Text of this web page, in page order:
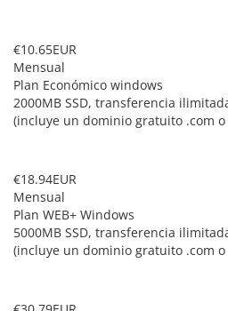
€10.65EUR
Mensual
Plan Económico windows
2000MB SSD, transferencia
(incluye un dominio gratuito .com o
€18.94EUR
Mensual
Plan WEB+ Windows
5000MB SSD, transferencia
(incluye un dominio gratuito .com o